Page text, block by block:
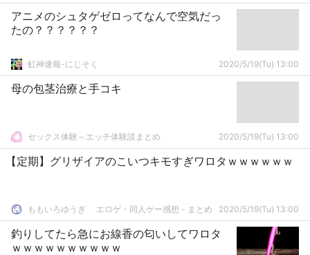
アニメのシュタゲゼロってなんで空気だっ
たの？？？？？？
虹神速報-にじそく 2020/5/19(Tu) 13:00
母の包茎治療と手コキ
セックス体験～エッチ体験談まとめ 2020/5/19(Tu) 13:00
【定期】グリザイアのこいつキモすぎワロタｗｗｗｗｗｗ
ももいろゆうぎ エロゲ・同人ゲー感想 - まとめ 2020/5/19(Tu) 13:00
釣りしてたら急にお線香の匂いしてワロタ
ｗｗｗｗｗｗｗｗｗｗ